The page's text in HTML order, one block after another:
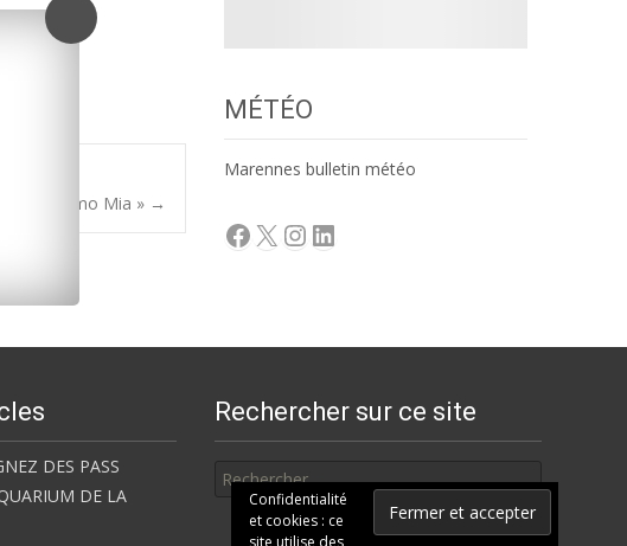
« Mammo Mia » →
MÉTÉO
Marennes bulletin météo
Facebook
X Instagram
LinkedIn
DES PASS
DE LA
Rechercher sur ce site
Confidentialité
et cookies : ce
site utilise des